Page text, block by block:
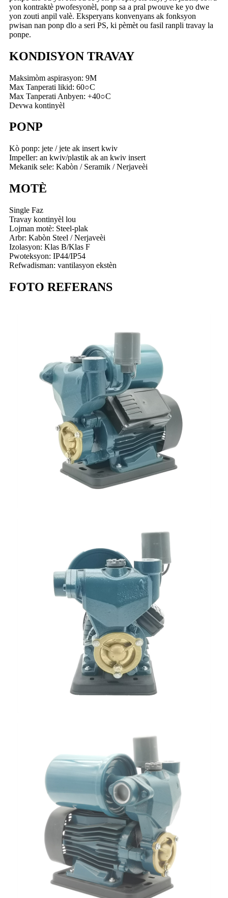
yon kontraktè pwofesyonèl, ponp sa a pral pwouve ke yo dwe
yon zouti anpil valè. Eksperyans konvenyans ak fonksyon
pwisan nan ponp dlo a seri PS, ki pèmèt ou fasil ranpli travay la
ponpe.
KONDISYON TRAVAY
Maksimòm aspirasyon: 9M
Max Tanperati likid: 60○C
Max Tanperati Anbyen: +40○C
Devwa kontinyèl
PONP
Kò ponp: jete / jete ak insert kwiv
Impeller: an kwiv/plastik ak an kwiv insert
Mekanik sele: Kabòn / Seramik / Nerjaveèi
MOTÈ
Single Faz
Travay kontinyèl lou
Lojman motè: Steel-plak
Arbr: Kabòn Steel / Nerjaveèi
Izolasyon: Klas B/Klas F
Pwoteksyon: IP44/IP54
Refwadisman: vantilasyon ekstèn
FOTO REFERANS